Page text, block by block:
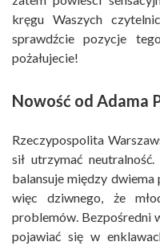
kręgu Waszych
sprawdźcie pozycje
pożałujecie!
Nowość od Adama
Rzeczypospolita
sił utrzymać
balansuje między
więc dziwnego, że
problemów. Bezpośredni
pojawiać się w